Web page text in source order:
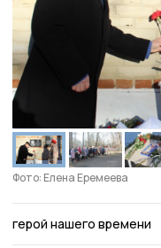
Фото: Елена Еремеева
герой нашего времени